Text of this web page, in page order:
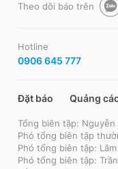
Theo dõi báo trên
Hotline
0906 645 777
Đặt báo Quảng
Tổng biên tập: Nguyễn
Phó tổng biên tập
Phó tổng biên tập:
Phó tổng biên tập: